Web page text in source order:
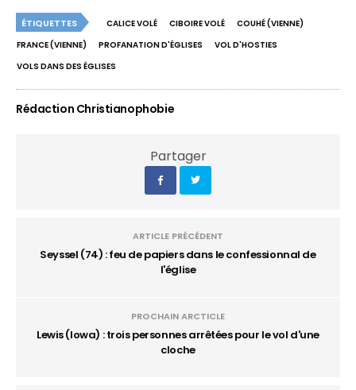
ÉTIQUETTES CALICE VOLÉ CIBOIRE VOLÉ
COUHÉ (VIENNE)
FRANCE (VIENNE)
PROFANATION D'ÉGLISES
VOL D'HOSTIES
VOLS DANS DES ÉGLISES
Rédaction Christianophobie
Partager
ARTICLE PRÉCÉDENT
Seyssel (74) : feu de papiers dans le confessionnal de
l'église
PROCHAIN ARCTICLE
Lewis (Iowa) : trois personnes arrêtées pour le vol d'une
cloche